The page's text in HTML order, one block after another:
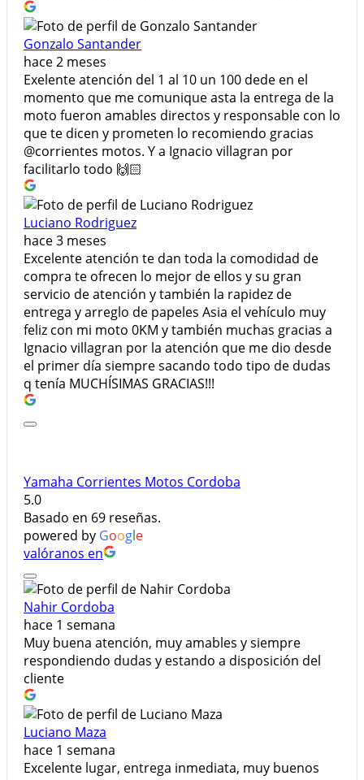
Gonzalo Santander
hace 2 meses
Exelente atención del 1 al 10 un 100 dede en el
momento que me comunique asta la entrega de la
moto fueron amables directos y responsable con lo
que te dicen y prometen lo recomiendo gracias
@corrientes motos. Y a Ignacio villagran por
facilitarlo todo 🙌🏻
Luciano Rodriguez
hace 3 meses
Excelente atención te dan toda la comodidad de
compra te ofrecen lo mejor de ellos y su gran
servicio de atención y también la rapidez de
entrega y arreglo de papeles Asia el vehículo muy
feliz con mi moto 0KM y también muchas gracias a
Ignacio villagran por la atención que me dio desde
el primer día siempre sacando todo tipo de dudas
q tenía MUCHÍSIMAS GRACIAS!!!
Yamaha Corrientes Motos Cordoba
5.0
Basado en 69 reseñas.
powered by Google
valóranos en
Nahir Cordoba
hace 1 semana
Muy buena atención, muy amables y siempre
respondiendo dudas y estando a disposición del
cliente
Luciano Maza
hace 1 semana
Excelente lugar, entrega inmediata, muy buenos